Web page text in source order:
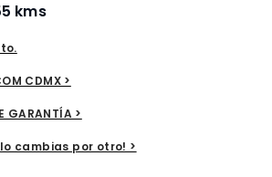
kms
CDMX >
GARANTÍA >
cambias por otro! >